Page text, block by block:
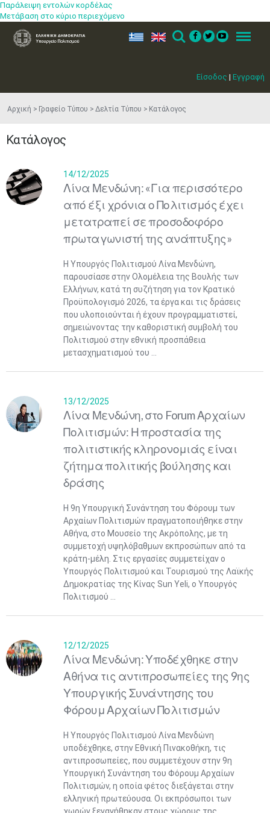
Παράλειψη εντολών κορδέλας
Μετάβαση στο κύριο περιεχόμενο
Είσοδος | Εγγραφή
ελ en Search Menu
Αρχική Γραφείο Τύπου Δελτία Τύπου Κατάλογος
Κατάλογος
14/12/2025
Λίνα Μενδώνη: «Για περισσότερο
από έξι χρόνια ο Πολιτισμός έχει
μετατραπεί σε προσοδοφόρο
πρωταγωνιστή της ανάπτυξης»
Η Υπουργός Πολιτισμού Λίνα Μενδώνη,
παρουσίασε στην Ολομέλεια της Βουλής των
Ελλήνων, κατά τη συζήτηση για τον Κρατικό
Προϋπολογισμό 2026, τα έργα και τις δράσεις
που υλοποιούνται ή έχουν προγραμματιστεί,
σημειώνοντας την καθοριστική συμβολή του
Πολιτισμού στην εθνική προσπάθεια
μετασχηματισμού του ...
13/12/2025
Λίνα Μενδώνη, στο Forum Αρχαίων
Πολιτισμών: Η προστασία της
πολιτιστικής κληρονομιάς είναι
ζήτημα πολιτικής βούλησης και
δράσης
Η 9η Υπουργική Συνάντηση του Φόρουμ των
Αρχαίων Πολιτισμών πραγματοποιήθηκε στην
Αθήνα, στο Μουσείο της Ακρόπολης, με τη
συμμετοχή υψηλόβαθμων εκπροσώπων από τα
κράτη-μέλη. Στις εργασίες συμμετείχαν ο
Υπουργός Πολιτισμού και Τουρισμού της Λαϊκής
Δημοκρατίας της Κίνας Sun Yeli, ο Υπουργός
Πολιτισμού ...
12/12/2025
Λίνα Μενδώνη: Υποδέχθηκε στην
Αθήνα τις αντιπροσωπείες της 9ης
Υπουργικής Συνάντησης του
Φόρουμ Αρχαίων Πολιτισμών
Η Υπουργός Πολιτισμού Λίνα Μενδώνη
υποδέχθηκε, στην Εθνική Πινακοθήκη, τις
αντιπροσωπείες, που συμμετέχουν στην 9η
Υπουργική Συνάντηση του Φόρουμ Αρχαίων
Πολιτισμών, η οποία φέτος διεξάγεται στην
ελληνική πρωτεύουσα. Οι εκπρόσωποι των